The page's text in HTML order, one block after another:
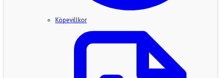
Köpevillkor